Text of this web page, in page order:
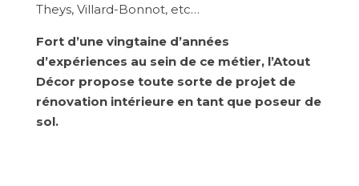
Theys, Villard-Bonnot, etc…
Fort d’une vingtaine d’années
d’expériences au sein de ce métier, l’Atout
Décor propose toute sorte de projet de
rénovation intérieure en tant que poseur de
sol.